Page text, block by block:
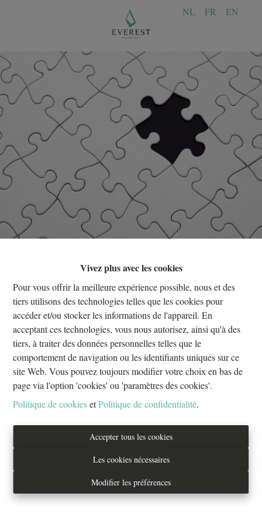
Vivez plus avec les cookies
Pour vous offrir la meilleure expérience possible, nous et des
tiers utilisons des technologies telles que les cookies pour
accéder et/ou stocker les informations de l'appareil. En
acceptant ces technologies, vous nous autorisez, ainsi qu'à des
tiers, à traiter des données personnelles telles que le
comportement de navigation ou les identifiants uniques sur ce
site Web. Vous pouvez toujours modifier votre choix en bas de
page via l'option 'cookies' ou 'paramètres des cookies'.
Politique de cookiesetPolitique de confidentialité.
Accepter tous les cookies
Les cookies nécessaires
Modifier les préférences
NL FR EN
Oups, cette page n'existe plus
À Vendre À Louer
Tél. : 02/733.70.70
Real estate